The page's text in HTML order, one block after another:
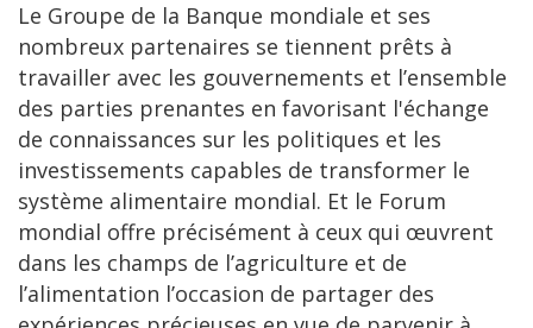
Le Groupe de la Banque mondiale et ses
nombreux partenaires se tiennent prêts à
travailler avec les gouvernements et l’ensemble
des parties prenantes en favorisant l'échange
de connaissances sur les politiques et les
investissements capables de transformer le
système alimentaire mondial. Et le Forum
mondial offre précisément à ceux qui œuvrent
dans les champs de l’agriculture et de
l’alimentation l’occasion de partager des